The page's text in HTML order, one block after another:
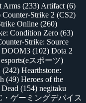
Arms (233) Artifact (6)
Counter-Strike 2 (CS2)
Online (260)
Condition Zero (63)
Strike: Source
DOOM3 (102) Dota 2
esports(eスポーツ)
(242) Hearthstone:
(49) Heroes of the
(154) negitaku
・ゲーミングデバイス